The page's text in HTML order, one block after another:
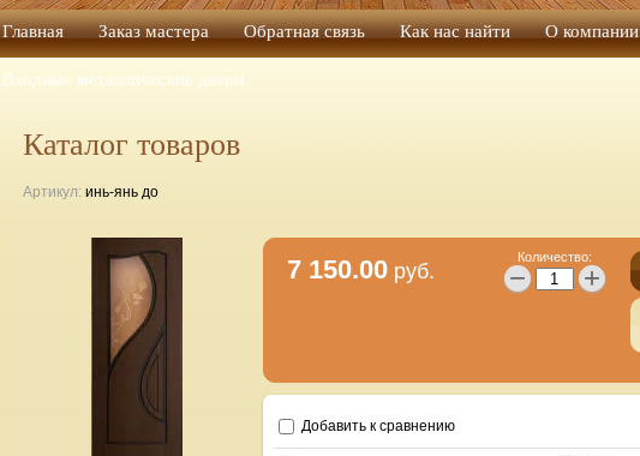
Главная Заказ мастера Обратная связь Как нас найти О компании
Входные металлические двери
Каталог товаров
Артикул: инь-янь до
7 150.00руб.
Количество:
− +
Добавить к сравнению